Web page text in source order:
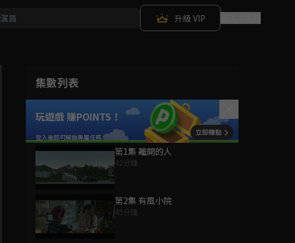
升級 VIP
集數列表
玩遊戲 賺POINTS！
第1集 離開的人
42分鐘
第2集 有風小院
45分鐘